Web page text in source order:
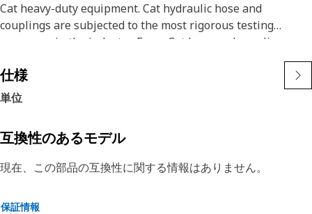
Cat heavy-duty equipment. Cat hydraulic hose and
couplings are subjected to the most rigorous testing
processes in the industry. Every Cat hose and coupling
combination is tested as a system to ensure a perfect fit
that yields maximum safety and dependability.
仕様
単位
互換性のあるモデル
現在、この部品の互換性に関する情報はありません。
保証情報